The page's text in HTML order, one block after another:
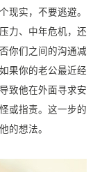
现实，不要逃避。
力、中年危机，还
你们之间的沟通减
果你的老公最近经
致他在外面寻求安
或指责。这一步的
的想法。